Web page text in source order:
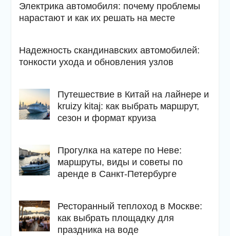
Электрика автомобиля: почему проблемы
нарастают и как их решать на месте
Надежность скандинавских автомобилей:
тонкости ухода и обновления узлов
Путешествие в Китай на лайнере и
kruizy kitaj: как выбрать маршрут,
сезон и формат круиза
Прогулка на катере по Неве:
маршруты, виды и советы по
аренде в Санкт-Петербурге
Ресторанный теплоход в Москве:
как выбрать площадку для
праздника на воде